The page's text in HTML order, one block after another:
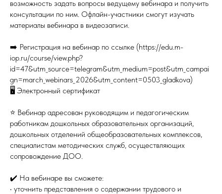
возможность задать вопросы ведущему вебинара и получить
консультации по ним. Офлайн-участники смогут изучать
материалы вебинара в видеозаписи.
➡️ Регистрация на вебинар по ссылке (https://edu.m-
iop.ru/course/view.php?
id=47&utm_source=telegram&utm_medium=post&utm_campai
gn=march_webinars_2026&utm_content=0503_gladkova)
🖥 Электронный сертификат
⭐️ Вебинар адресован руководящим и педагогическим
работникам дошкольных образовательных организаций,
дошкольных отделений общеобразовательных комплексов,
специалистам методических служб, осуществляющих
сопровождение ДОО.
✔️ На вебинаре вы сможете:
• уточнить представления о содержании трудового и